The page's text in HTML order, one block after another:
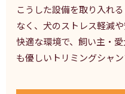
こうした設備を取り入れ
なく、犬のストレス軽減
快適な環境で、飼い主・
も優しいトリミングシャ